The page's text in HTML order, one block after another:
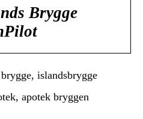
Brygge
islandsbrygge
apotek bryggen